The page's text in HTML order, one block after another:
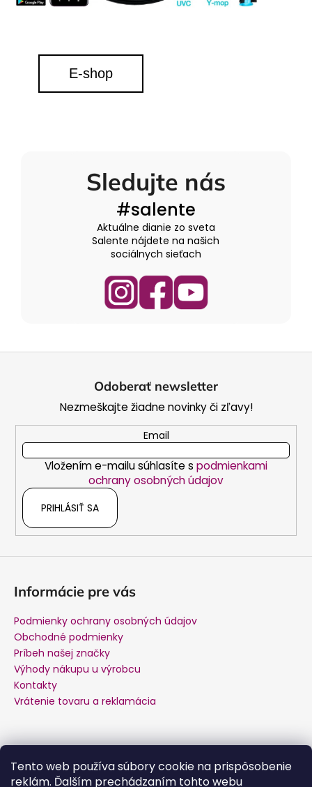
Tento web používa súbory cookie na prispôsobenie
reklám. Ďalším prechádzaním tohto webu
E-shop
Sledujte nás
#salente
Aktuálne dianie zo sveta
Salente nájdete na našich
sociálnych sieťach
Odoberať newsletter
Nezmeškajte žiadne novinky či zľavy!
Email
Vložením e-mailu súhlasíte s podmienkami
ochrany osobných údajov
PRIHLÁSIŤ SA
Informácie pre vás
Podmienky ochrany osobných údajov
Obchodné podmienky
Príbeh našej značky
Výhody nákupu u výrobcu
Kontakty
Vrátenie tovaru a reklamácia
podpora@salente.sk